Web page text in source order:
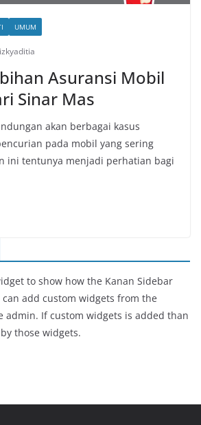
UMUM
Asuransi Mobil
Sinar Mas
akan berbagai kasus
pada mobil yang sering
ini tentunya menjadi perhatian bagi
to show how the Kanan Sidebar
add custom widgets from the
admin. If custom widgets is added than
those widgets.